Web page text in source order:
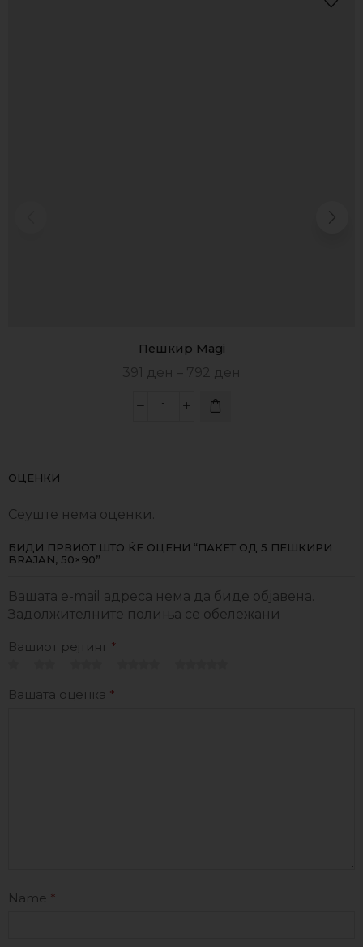
Пешкир Magi
391 ден 792 ден
ОЦЕНКИ
Сеуште нема оценки.
БИДИ ПРВИОТ ШТО ЌЕ ОЦЕНИ “ПАКЕТ ОД 5 ПЕШКИРИ
BRAJAN, 50×90”
Вашата e-mail адреса нема да биде објавена.
Задолжителните полиња се обележани
Вашиот рејтинг *
Вашата оценка *
Name *